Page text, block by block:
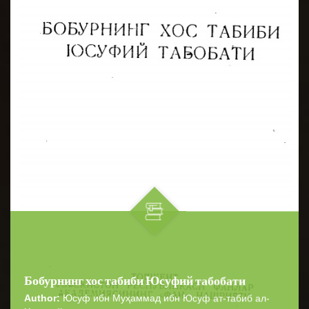
Бобурнинг хос табиби Юсуфий табобати
Author:Юсуф ибн Муҳаммад ибн Юсуф ат-табиб ал-